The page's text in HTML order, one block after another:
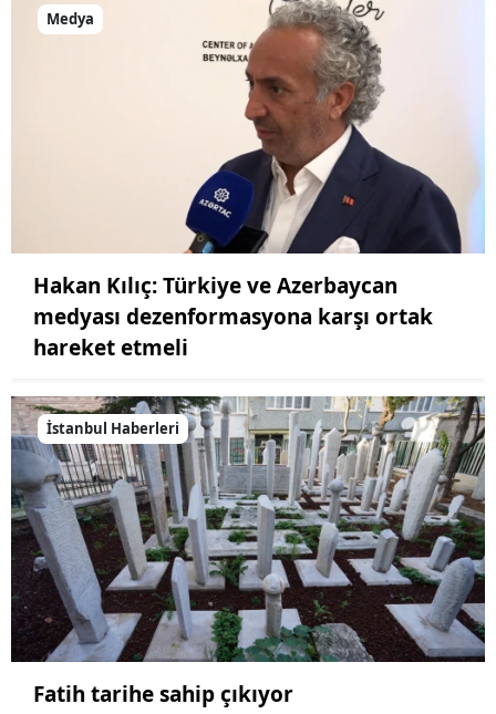
Medya
Hakan Kılıç: Türkiye ve Azerbaycan
medyası dezenformasyona karşı ortak
hareket etmeli
İstanbul Haberleri
Fatih tarihe sahip çıkıyor